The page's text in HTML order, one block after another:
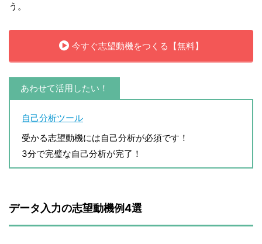
う。
今すぐ志望動機をつくる【無料】
あわせて活用したい！
自己分析ツール
受かる志望動機には自己分析が必須です！
3分で完璧な自己分析が完了！
データ入力の志望動機例4選